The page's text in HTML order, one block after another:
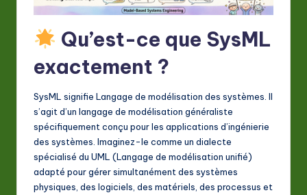
In
ti
o
Qu’est-ce que SysML
exactement ?
SysML signifie Langage de modélisation des systèmes. Il
s’agit d’un langage de modélisation généraliste
spécifiquement conçu pour les applications d’ingénierie
des systèmes. Imaginez-le comme un dialecte
spécialisé du UML (Langage de modélisation unifié)
adapté pour gérer simultanément des systèmes
physiques, des logiciels, des matériels, des processus et